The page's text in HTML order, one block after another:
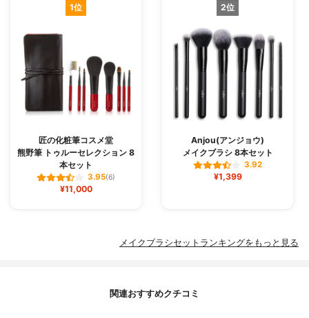
1位
匠の化粧筆コスメ堂
熊野筆 トゥルーセレクション 8
本セット
3.95(6)
¥11,000
2位
Anjou(アンジョウ)
メイクブラシ 8本セット
3.92
¥1,399
メイクブラシセットランキングをもっと見る
関連おすすめクチコミ